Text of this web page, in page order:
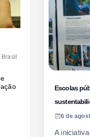
Escolas
6 de
A